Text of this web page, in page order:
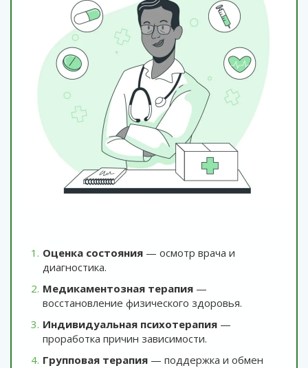
Оценка состояния — осмотр врача и
диагностика.
Медикаментозная терапия —
восстановление физического здоровья.
Индивидуальная психотерапия —
проработка причин зависимости.
Групповая терапия — поддержка и обмен